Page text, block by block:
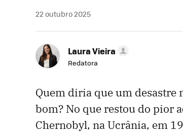
22 outubro 2025
Laura Vieira
Redatora
Quem diria que um desastre
bom? No que restou do pior
Chernobyl, na Ucrânia, em